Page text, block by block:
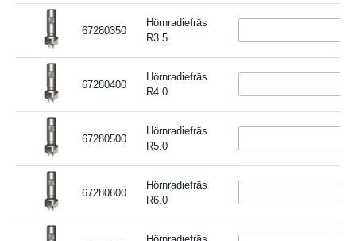
67280350
Hörnradiefräs
R3.5
67280400
Hörnradiefräs
R4.0
67280500
Hörnradiefräs
R5.0
67280600
Hörnradiefräs
R6.0